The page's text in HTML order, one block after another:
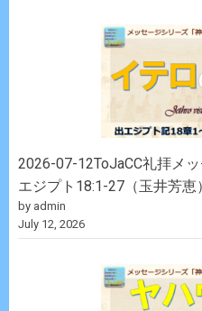
2026-07-12ToJaCC礼拝メ
エジプト18:1-27（玉井芳恵）
by admin
July 12, 2026